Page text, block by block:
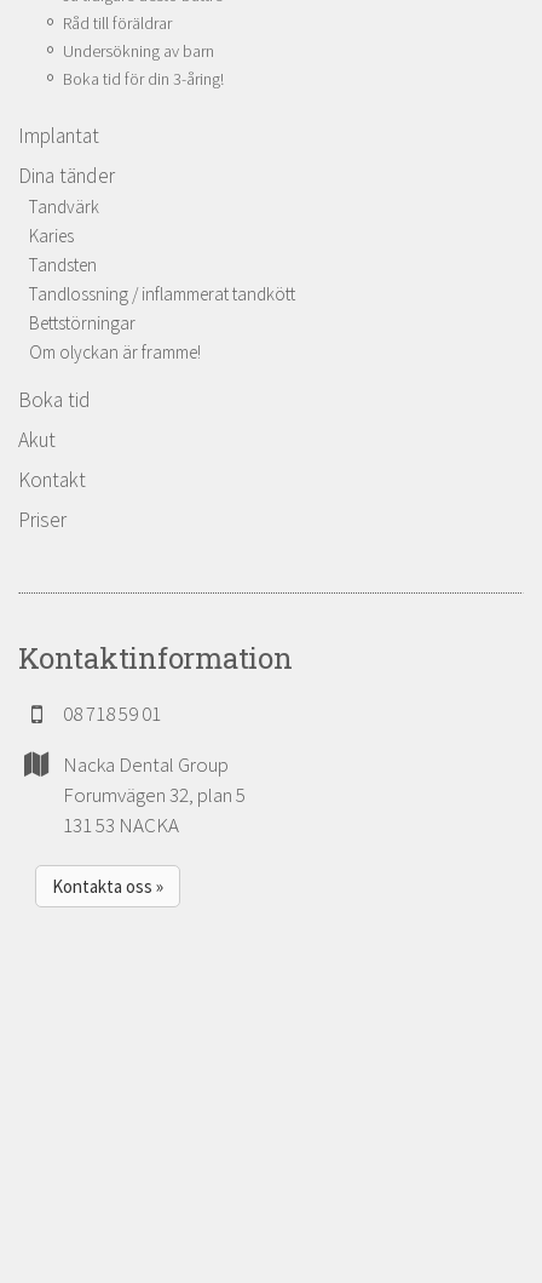
Råd till föräldrar
Undersökning av barn
Boka tid för din 3-åring!
Implantat
Dina tänder
Tandvärk
Karies
Tandsten
Tandlossning / inflammerat tandkött
Bettstörningar
Om olyckan är framme!
Boka tid
Akut
Kontakt
Priser
Kontaktinformation
08 718 59 01
Nacka Dental Group
Forumvägen 32, plan 5
131 53 NACKA
Kontakta oss »